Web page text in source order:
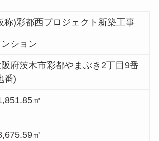
称)彩都西プロジェクト新築工事
ション
府茨木市彩都やまぶき2丁目9番
番)
㎡
㎡